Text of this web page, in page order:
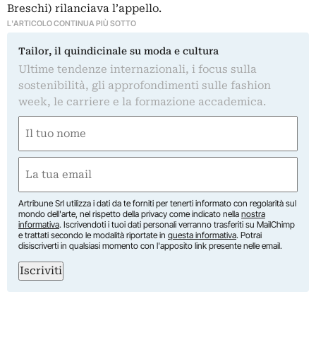
Breschi) rilanciava l’appello.
L'ARTICOLO CONTINUA PIÙ SOTTO
Tailor, il quindicinale su moda e cultura
Ultime tendenze internazionali, i focus sulla
sostenibilità, gli approfondimenti sulle fashion
week, le carriere e la formazione accademica.
(Obbligatorio)
(Obbligatorio)
Artribune Srl utilizza i dati da te forniti per tenerti informato con regolarità sul
mondo dell'arte, nel rispetto della privacy come indicato nella nostra
informativa. Iscrivendoti i tuoi dati personali verranno trasferiti su MailChimp
e trattati secondo le modalità riportate in questa informativa. Potrai
disiscriverti in qualsiasi momento con l'apposito link presente nelle email.
Iscriviti